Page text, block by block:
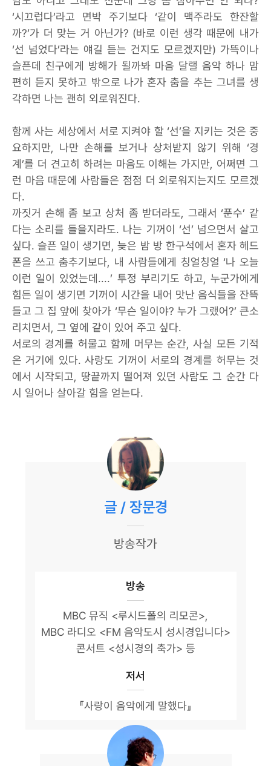
‘시끄럽다’라고 면박 주기보다 ‘같이 맥주라도 한잔할
까?’가 더 맞는 거 아닌가? (바로 이런 생각 때문에 내가
‘선 넘었다’라는 얘길 듣는 건지도 모르겠지만) 가뜩이나
슬픈데 친구에게 방해가 될까봐 마음 달랠 음악 하나 맘
편히 듣지 못하고 밖으로 나가 혼자 춤을 추는 그녀를 생
각하면 나는 괜히 외로워진다.
함께 사는 세상에서 서로 지켜야 할 ‘선’을 지키는 것은 중
요하지만, 나만 손해를 보거나 상처받지 않기 위해 ‘경
계’를 더 견고히 하려는 마음도 이해는 가지만, 어쩌면 그
런 마음 때문에 사람들은 점점 더 외로워지는지도 모르겠
다.
까짓거 손해 좀 보고 상처 좀 받더라도, 그래서 ‘푼수’ 같
다는 소리를 들을지라도. 나는 기꺼이 ‘선’ 넘으면서 살고
싶다. 슬픈 일이 생기면, 늦은 밤 방 한구석에서 혼자 헤드
폰을 쓰고 춤추기보다, 내 사람들에게 칭얼칭얼 ‘나 오늘
이런 일이 있었는데....’ 투정 부리기도 하고, 누군가에게
힘든 일이 생기면 기꺼이 시간을 내어 맛난 음식들을 잔뜩
들고 그 집 앞에 찾아가 ‘무슨 일이야? 누가 그랬어?’ 큰소
리치면서, 그 옆에 같이 있어 주고 싶다.
서로의 경계를 허물고 함께 머무는 순간, 사실 모든 기적
은 거기에 있다. 사랑도 기꺼이 서로의 경계를 허무는 것
에서 시작되고, 땅끝까지 떨어져 있던 사람도 그 순간 다
시 일어나 살아갈 힘을 얻는다.
글 / 장문경
방송작가
방송
MBC 뮤직 <루시드폴의 리모콘>,
MBC 라디오 <FM 음악도시 성시경입니다>
콘서트 <성시경의 축가> 등
저서
『사랑이 음악에게 말했다』